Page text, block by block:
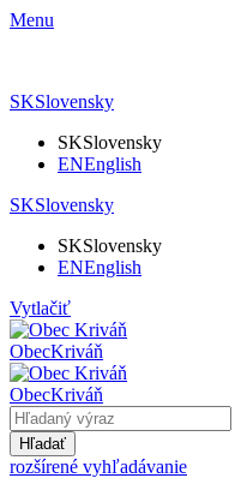
Menu
SKSlovensky
SKSlovensky
ENEnglish
SKSlovensky
SKSlovensky
ENEnglish
Vytlačiť
ObecKriváň
ObecKriváň
Hľadať
rozšírené vyhľadávanie